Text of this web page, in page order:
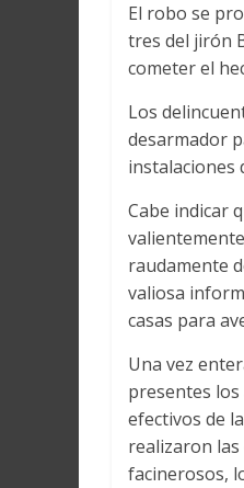
Loreto
El robo se
tres del jirón
cometer el
Los
desarmador
instalaciones
Cabe indicar
raudamente
valiosa
casas para
Una vez
presentes los
efectivos de
realizaron las
facinerosos,